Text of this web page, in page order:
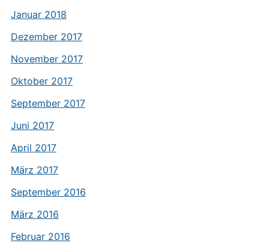
Januar 2018
Dezember 2017
November 2017
Oktober 2017
September 2017
Juni 2017
April 2017
März 2017
September 2016
März 2016
Februar 2016